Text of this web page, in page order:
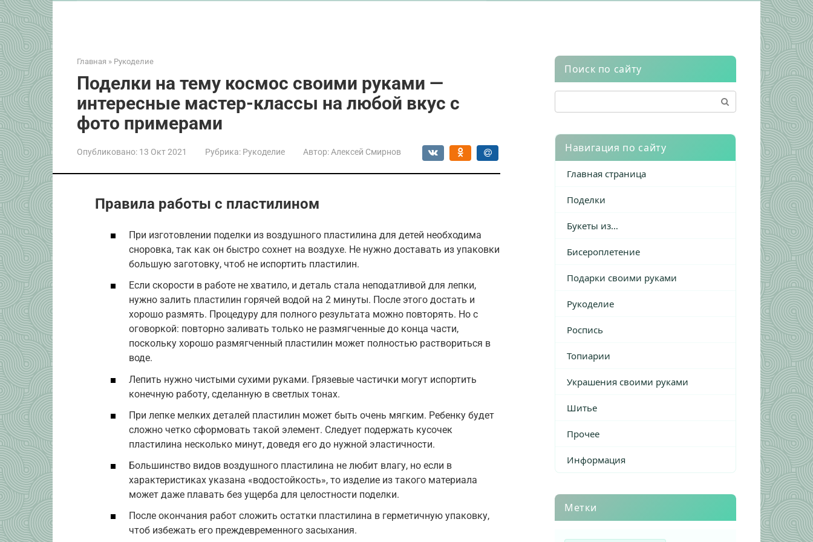
Главная » Рукоделие
Поделки на тему космос своими руками —
интересные мастер-классы на любой вкус с
фото примерами
Опубликовано: 13 Окт 2021 Рубрика: Рукоделие Автор: Алексей Смирнов
Правила работы с пластилином
При изготовлении поделки из воздушного пластилина для детей необходима
сноровка, так как он быстро сохнет на воздухе. Не нужно доставать из упаковки
большую заготовку, чтоб не испортить пластилин.
Если скорости в работе не хватило, и деталь стала неподатливой для лепки,
нужно залить пластилин горячей водой на 2 минуты. После этого достать и
хорошо размять. Процедуру для полного результата можно повторять. Но с
оговоркой: повторно заливать только не размягченные до конца части,
поскольку хорошо размягченный пластилин может полностью раствориться в
воде.
Лепить нужно чистыми сухими руками. Грязевые частички могут испортить
конечную работу, сделанную в светлых тонах.
При лепке мелких деталей пластилин может быть очень мягким. Ребенку будет
сложно четко сформовать такой элемент. Следует подержать кусочек
пластилина несколько минут, доведя его до нужной эластичности.
Большинство видов воздушного пластилина не любит влагу, но если в
характеристиках указана «водостойкость», то изделие из такого материала
может даже плавать без ущерба для целостности поделки.
После окончания работ сложить остатки пластилина в герметичную упаковку,
чтоб избежать его преждевременного засыхания.
Поиск по сайту
Навигация по сайту
Главная страница
Поделки
Букеты из…
Бисероплетение
Подарки своими руками
Рукоделие
Роспись
Топиарии
Украшения своими руками
Шитье
Прочее
Информация
Метки